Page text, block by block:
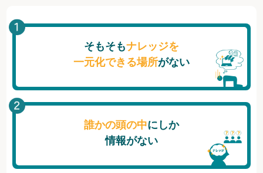
そもそもナレッジを
一元化できる場所がない
誰かの頭の中にしか
情報がない